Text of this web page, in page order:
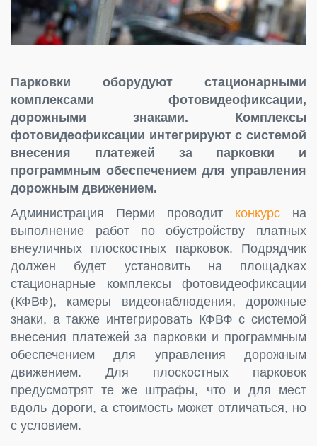
Парковки оборудуют стационарными
комплексами фотовидеофиксации,
дорожными знаками. Комплексы
фотовидеофиксации интегрируют с системой
внесения платежей за парковки и
программным обеспечением для управления
дорожным движением.
Администрация Перми проводит конкурс на
выполнение работ по обустройству платных
внеуличных плоскостных парковок. Подрядчик
должен будет установить на площадках
стационарные комплексы фотовидеофиксации
(КФВФ), камеры видеонаблюдения, дорожные
знаки, а также интегрировать КФВФ с системой
внесения платежей за парковки и программным
обеспечением для управления дорожным
движением. Для плоскостных парковок
предусмотрят те же штрафы, что и для мест
вдоль дороги, а стоимость может отличаться, но
с условием.